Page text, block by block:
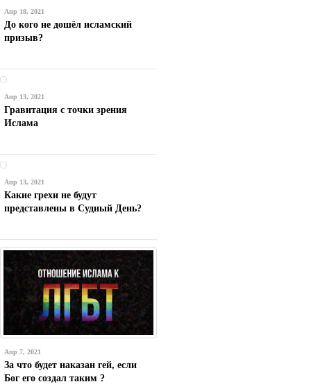
Апр 18, 2021
До кого не дошёл исламский
призыв?
Апр 13, 2021
Гравитация с точки зрения
Ислама
Апр 13, 2021
Какие грехи не будут
представлены в Судный День?
Апр 7, 2021
За что будет наказан гей, если
Бог его создал таким ?